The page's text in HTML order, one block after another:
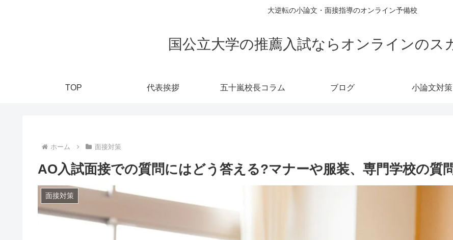
大逆転の小論文・面接指導のオンライン予備校
国公立大学の推薦入試ならオンラインのス
TOP 代表挨拶 五十嵐校長コラム ブログ 小論文対策
ホーム 面接対策
AO入試面接での質問にはどう答える?マナーや服装、専門学校の質
面接対策